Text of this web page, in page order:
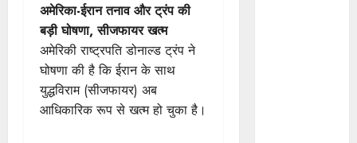
अमेरिका-ईरान तनाव और ट्रंप की
बड़ी घोषणा, सीजफायर खत्म
अमेरिकी राष्ट्रपति डोनाल्ड ट्रंप ने
घोषणा की है कि ईरान के साथ
युद्धविराम (सीजफायर) अब
आधिकारिक रूप से खत्म हो चुका है।